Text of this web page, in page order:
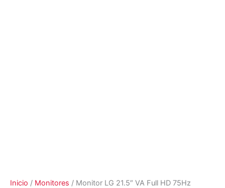
Inicio / Monitores / Monitor LG 21.5″ VA Full HD 75Hz